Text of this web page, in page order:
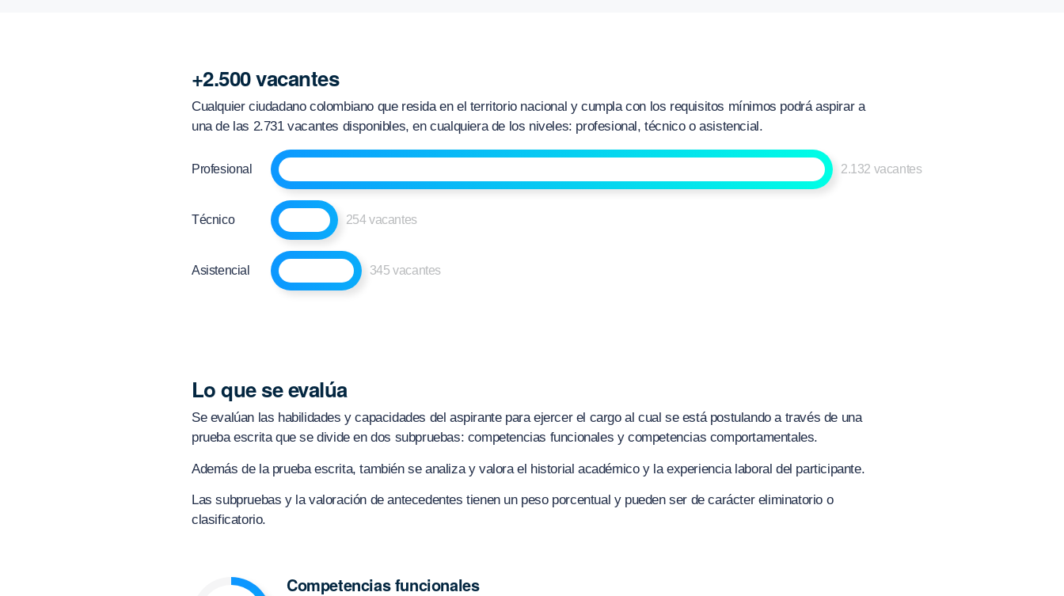
+2.500 vacantes
Cualquier ciudadano colombiano que resida en el territorio nacional y cumpla con los requisitos mínimos podrá aspirar a
una de las 2.731 vacantes disponibles, en cualquiera de los niveles: profesional, técnico o asistencial.
Profesional 2.132 vacantes
Técnico 254 vacantes
Asistencial 345 vacantes
Lo que se evalúa
Se evalúan las habilidades y capacidades del aspirante para ejercer el cargo al cual se está postulando a través de una
prueba escrita que se divide en dos subpruebas: competencias funcionales y competencias comportamentales.
Además de la prueba escrita, también se analiza y valora el historial académico y la experiencia laboral del participante.
Las subpruebas y la valoración de antecedentes tienen un peso porcentual y pueden ser de carácter eliminatorio o
clasificatorio.
Competencias funcionales